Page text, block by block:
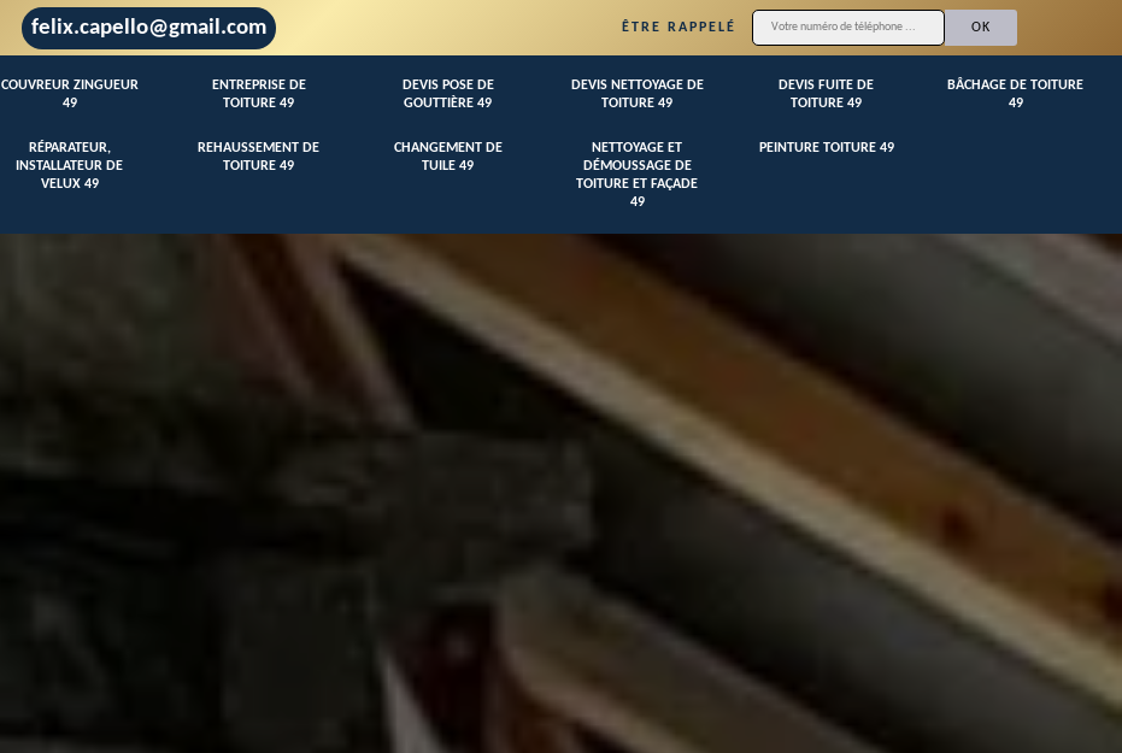
felix.capello@gmail.com ÊTRE RAPPELÉ
COUVREUR ZINGUEUR
49
ENTREPRISE DE
TOITURE 49
DEVIS POSE DE
GOUTTIÈRE 49
DEVIS NETTOYAGE DE
TOITURE 49
DEVIS FUITE DE
TOITURE 49
BÂCHAGE DE TOITURE
49
RÉPARATEUR,
INSTALLATEUR DE
VELUX 49
REHAUSSEMENT DE
TOITURE 49
CHANGEMENT DE
TUILE 49
NETTOYAGE ET
DÉMOUSSAGE DE
TOITURE ET FAÇADE
49
PEINTURE TOITURE 49